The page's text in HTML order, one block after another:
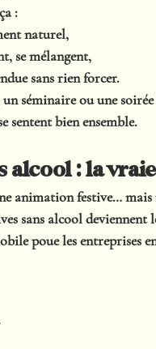
:
naturel,
se mélangent,
sans rien forcer.
séminaire ou une soirée
sentent bien ensemble.
alcool : la
animation festive… mais
sans alcool deviennent
poue les entreprises